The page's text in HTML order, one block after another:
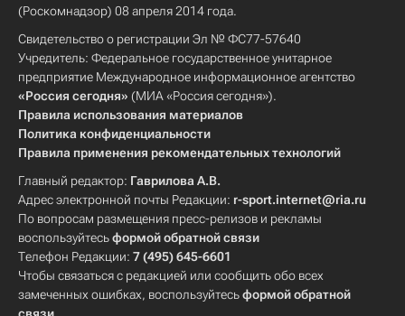
(Роскомнадзор) 08 апреля 2014 года.
Свидетельство о регистрации Эл № ФС77-57640
Учредитель: Федеральное государственное унитарное
предприятие Международное информационное агентство
«Россия сегодня» (МИА «Россия сегодня»).
Правила использования материалов
Политика конфиденциальности
Правила применения рекомендательных технологий
Главный редактор: Гаврилова А.В.
Адрес электронной почты Редакции: r-sport.internet@ria.ru
По вопросам размещения пресс-релизов и рекламы
воспользуйтесьформой обратной связи
Телефон Редакции: 7 (495) 645-6601
Чтобы связаться с редакцией или сообщить обо всех
замеченных ошибках, воспользуйтесьформой обратной